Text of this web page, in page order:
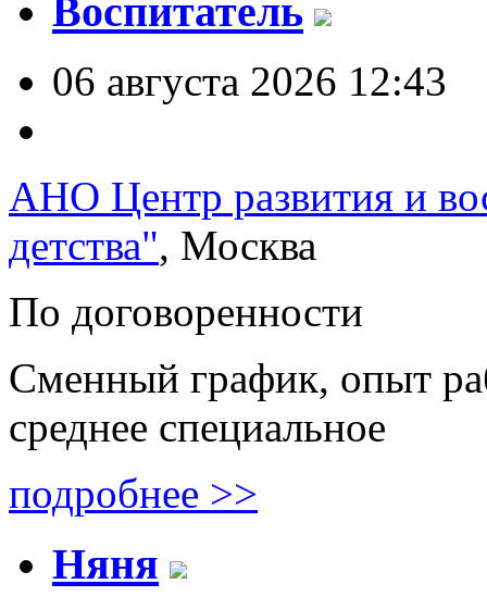
Воспитатель
06 августа 2026 12:43
АНО Центр развития и
детства", Москва
По договоренности
Сменный график, опыт
среднее специальное
подробнее >>
Няня